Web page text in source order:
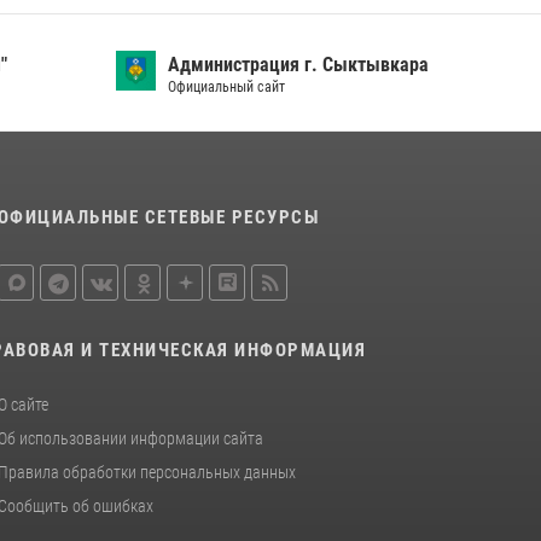
24 июля 2026, 13:51
В Усть-Вымском районе росгвардейцы
задержала необычного покупателя
Республике Коми лично проверил ДОЛ
31 июля 2026, 06:57
Администрация г. Сыктывкара
Официальный сайт
СЕТЕВЫЕ РЕСУРСЫ
И ТЕХНИЧЕСКАЯ ИНФОРМАЦИЯ
О сайте
Об использовании информации сайта
Правила обработки персональных данных
Сообщить об ошибках